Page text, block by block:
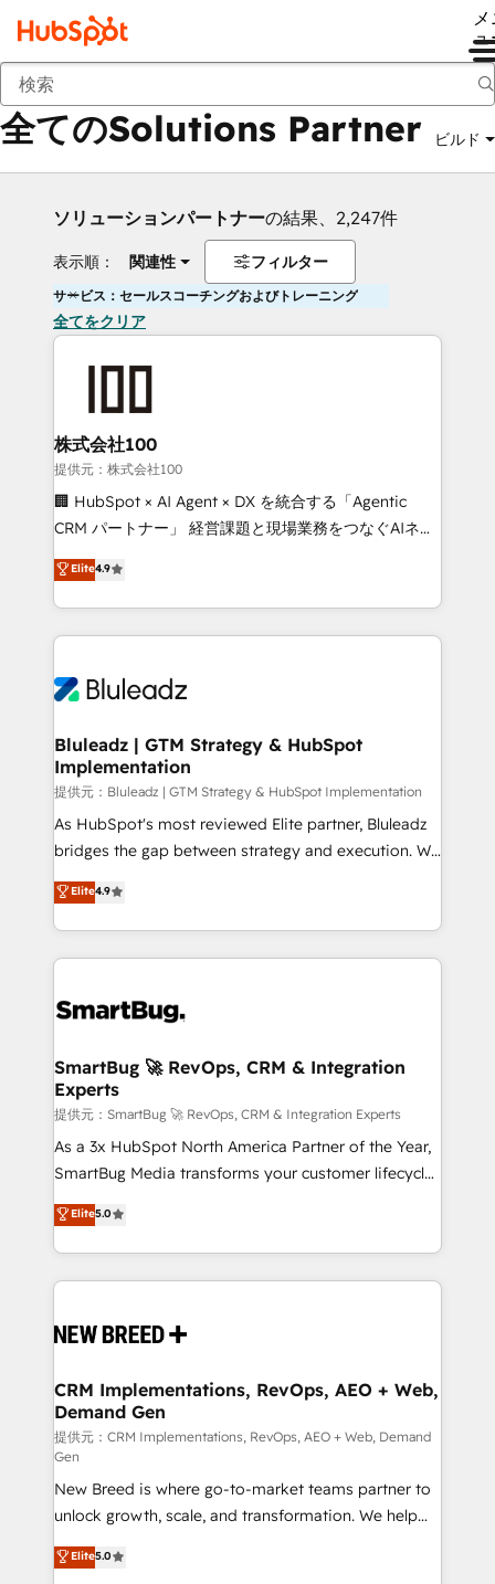
ュ
戻る
全てのSolutions Partner ビルド
ソリューションパートナーの結果、2,247件
表示順： 関連性 フィルター
サービス：セールスコーチングおよびトレーニング
全てをクリア
株式会社100
提供元：株式会社100
🏢 HubSpot × AI Agent × DX を統合する「Agentic
CRM パートナー」 経営課題と現場業務をつなぐAIネイ
ティブ・エージェンシーとして、HubSpot Eliteの実装
力で顧客フロント業務を再設計します。 💡 100inc は何
をする会社か？ HubSpotを共通基盤に、AIエージェン
トを組み込んだ顧客フロント業務（マーケティング・営
ィブ・エージェンシーです。事業部・グループ会社・部
を、CRMを軸とした全社共通基盤に再構築します。意
思決定者・PMO・現場担当者に並走します。 1️⃣
HubSpot導入・活用支援 顧客データの一元化から、
GTMの見える化・自動化まで。全Hub統合運用、デー
タ品質設計、グループ横断のCRM統合に対応します。
の一部をAIが自律実行する組織への移行を設計・実装。
Breeze・Claude等をHubSpotと連携させ、役割定義・
革を、構想から実装・定着までPMOとして主導。「設
の統合・浸透・変革管理を実行します。 ▸ CMS戦略設
計・構築：リード獲得・CVR・SEOを前提にした情報設
計・導線設計・テンプレート設計をContent Hubで一体
提供。 ▸ 既存CRM・MAからの移行支援：Salesforce・
Marketo・Pardot等からの移行、カスタム設計、履歴
Perplexity等のAI検索からの流入・引用を前提にコンテ
ンツとサイト構造を最適化。 🏆 なぜ100incを選ぶの
ISO9001:2015 取得 ✓ 400社以上の導入実績 ✓
HubSpot大百科 出版 CRM・AI活用に関するご相談、現
せください。
Elite4.9
Bluleadz | GTM Strategy & HubSpot
Implementation
提供元：Bluleadz | GTM Strategy & HubSpot Implementation
As HubSpot's most reviewed Elite partner, Bluleadz
bridges the gap between strategy and execution. We
don't just "set up tools" — we install the GTM
Operating System (GTM OS) to align your leadership
and engineer a portal that drives predictable
revenue velocity. 🚀 GTM Strategy & Alignment
stalling growth. Fix your ICP, Math, and Story to stop
Scalable Architecture: Zero-technical-debt setup
across all Hubs, validated by our 7 HubSpot
Accreditations. AI-Powered RevOps: Breeze AI,
custom AI agents, and high-integrity migrations for
total reporting clarity. Security & Compliance: SOC 2
security. 🏆 Why Bluleadz? GTM OS Partner | 16+
Years Experience | 1,000+ Five-Star Reviews
Elite4.9
SmartBug 🚀 RevOps, CRM & Integration
Experts
提供元：SmartBug 🚀 RevOps, CRM & Integration Experts
As a 3x HubSpot North America Partner of the Year,
SmartBug Media transforms your customer lifecycle
into a revenue engine. Our unified ecosystem
includes specialized divisions Globalia (AI &
Software) and Point Success Media (Paid Media),
making this the official home for all three brands. 🔄
and system integrations powered by Globalia’s
trainers to drive platform adoption. 📈 Revenue
Generation - Full-funnel marketing and high-
performance advertising via Point Success Media. -
Expert deployment of Breeze AI and custom agents
to automate growth. 🏆 Elite Excellence - 8 platform
accreditations and deep HIPAA-compliance
expertise. - A team of 250+ experts dedicated to
your resilient growth.
Elite5.0
CRM Implementations, RevOps, AEO + Web,
Demand Gen
提供元：CRM Implementations, RevOps, AEO + Web, Demand
Gen
New Breed is where go-to-market teams partner to
unlock growth, scale, and transformation. We help
companies activate HubSpot’s AI-powered
customer platform and operationalize HubSpot’s
Elite5.0